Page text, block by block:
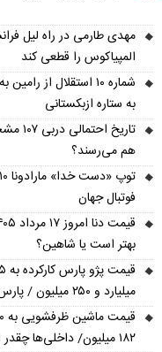
مهدی طارمی در راه لیل
المپیاکوس را قطعی کند
شماره ۱۰ استقلال از
به ستاره ازبکستانی
هم می‌رسند؟
فوتبال جهان
بهتر است یا شاهین؟
میلیارد و ۲۵۰ میلیون / پارس بخریم یا سمند LX؟
۱۸۲ میلیون/ داخلی‌ها چقدر ارزان‌ترند؟